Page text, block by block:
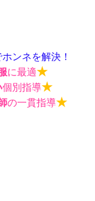
ンネを解決！
に最適★
個別指導★
の一貫指導★